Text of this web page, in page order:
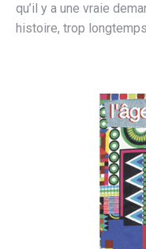
qu’il y a une vraie
histoire, trop